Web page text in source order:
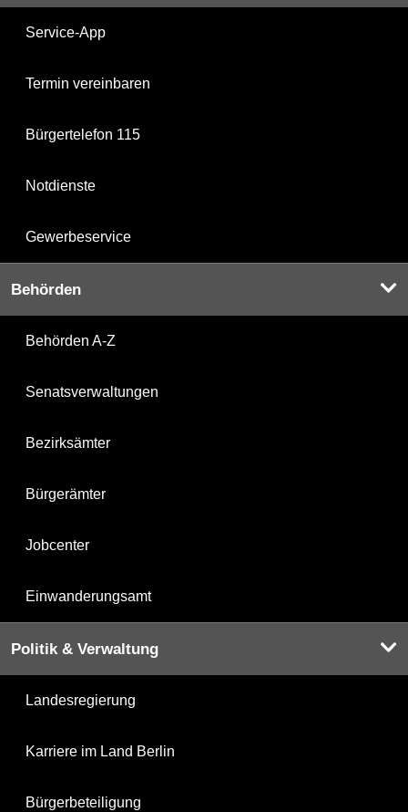
Service-App
Termin vereinbaren
Bürgertelefon 115
Notdienste
Gewerbeservice
Behörden
Behörden A-Z
Senatsverwaltungen
Bezirksämter
Bürgerämter
Jobcenter
Einwanderungsamt
Politik & Verwaltung
Landesregierung
Karriere im Land Berlin
Bürgerbeteiligung